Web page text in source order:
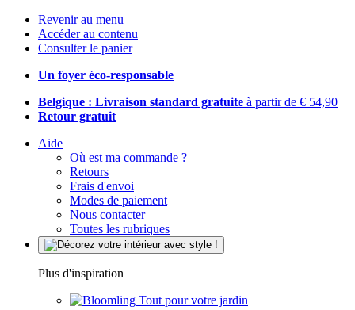
Revenir au menu
Accéder au contenu
Consulter le panier
Un foyer éco-responsable
Belgique : Livraison standard gratuite à partir de € 54,90
Retour gratuit
Aide
Où est ma commande ?
Retours
Frais d'envoi
Modes de paiement
Nous contacter
Toutes les rubriques
Plus d'inspiration
Tout pour votre jardin